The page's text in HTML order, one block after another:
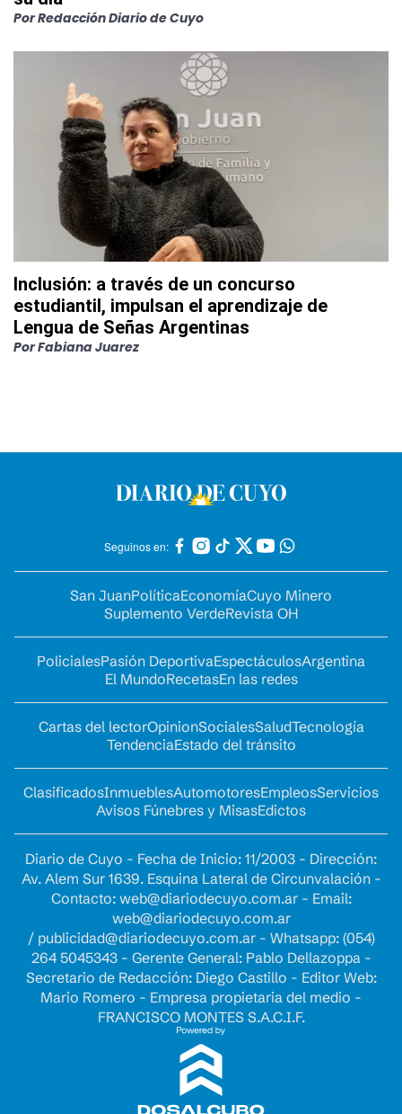
PorRedacción Diario de Cuyo
Inclusión: a través de un concurso
estudiantil, impulsan el aprendizaje de
Lengua de Señas Argentinas
PorFabiana Juarez
Seguinos en:
San JuanPolíticaEconomíaCuyo Minero
Suplemento VerdeRevista OH
PolicialesPasión DeportivaEspectáculosArgentina
El MundoRecetasEn las redes
Cartas del lectorOpinionSocialesSaludTecnología
TendenciaEstado del tránsito
ClasificadosInmueblesAutomotoresEmpleosServicios
Avisos Fúnebres y MisasEdictos
Diario de Cuyo - Fecha de Inicio: 11/2003 - Dirección:
Av. Alem Sur 1639. Esquina Lateral de Circunvalación -
Contacto: web@diariodecuyo.com.ar- Email:
web@diariodecuyo.com.ar
/ publicidad@diariodecuyo.com.ar- Whatsapp: (054)
264 5045343 - Gerente General: Pablo Dellazoppa -
Secretario de Redacción: Diego Castillo - Editor Web:
Mario Romero - Empresa propietaria del medio -
FRANCISCO MONTES S.A.C.I.F.